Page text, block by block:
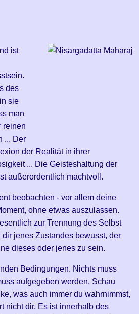
ist
des
sie
man
reinen
... Der
der Realität in ihrer
... Die Geisteshaltung der
außerordentlich machtvoll.
beobachten - vor allem deine
ohne etwas auszulassen.
zur Trennung des Selbst
jenes Zustandes bewusst, der
dieses oder jenes zu sein.
Bedingungen. Nichts muss
aufgegeben werden. Schau
was auch immer du wahrnimmst,
nicht dir. Es ist innerhalb des